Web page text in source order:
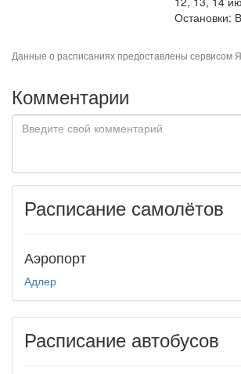
Остановки:
Данные о расписаниях предоставлены сервисом
Комментарии
Расписание самолётов
Аэропорт
Адлер
Расписание автобусов